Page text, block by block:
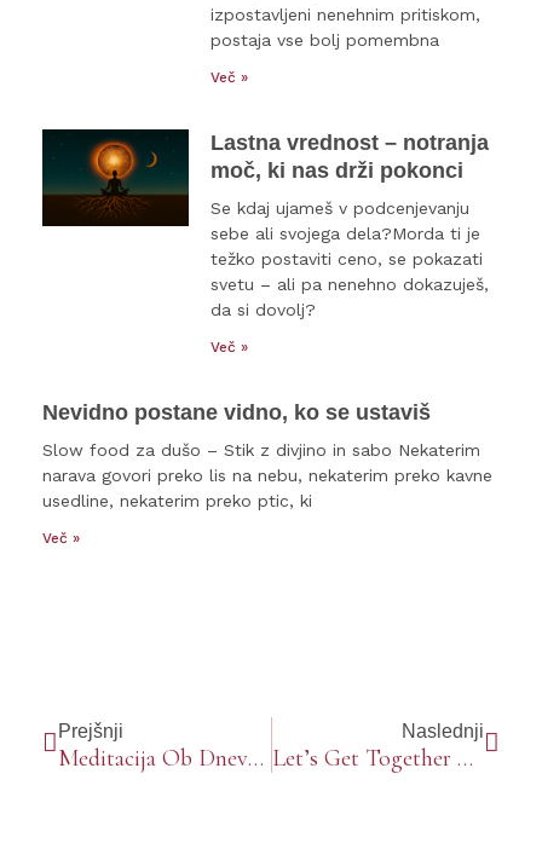
izpostavljeni nenehnim pritiskom,
postaja vse bolj pomembna
Več »
Lastna vrednost – notranja
moč, ki nas drži pokonci
Se kdaj ujameš v podcenjevanju
sebe ali svojega dela?Morda ti je
težko postaviti ceno, se pokazati
svetu – ali pa nenehno dokazuješ,
da si dovolj?
Več »
Nevidno postane vidno, ko se ustaviš
Slow food za dušo – Stik z divjino in sabo Nekaterim
narava govori preko lis na nebu, nekaterim preko kavne
usedline, nekaterim preko ptic, ki
Več »
Prejšnji
Meditacija Ob Dnevu Samostojnosti
Naslednji
Let’s Get Together By Ambrosa Group